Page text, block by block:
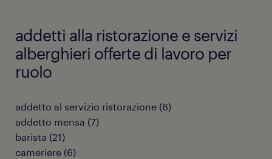
addetti alla ristorazione e servizi
alberghieri offerte di lavoro per
ruolo
addetto al servizio ristorazione (6)
addetto mensa (7)
barista (21)
cameriere (6)